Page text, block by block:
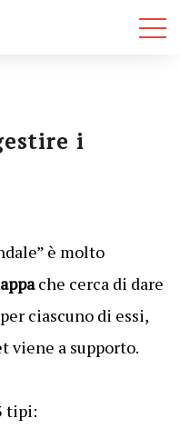
i
è molto
che cerca di dare
ciascuno di essi,
viene a supporto.
tipi: